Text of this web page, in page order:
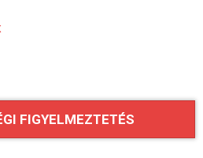
TOKOK
FIGYELMEZTETÉS